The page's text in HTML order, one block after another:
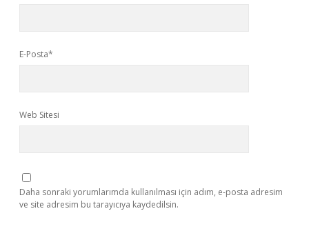
E-Posta*
Web Sitesi
Daha sonraki yorumlarımda kullanılması için adım, e-posta adresim
ve site adresim bu tarayıcıya kaydedilsin.